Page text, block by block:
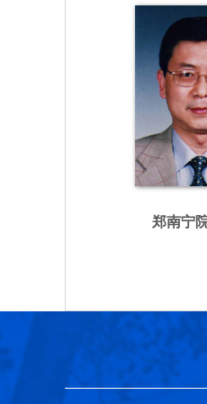
郑南宁